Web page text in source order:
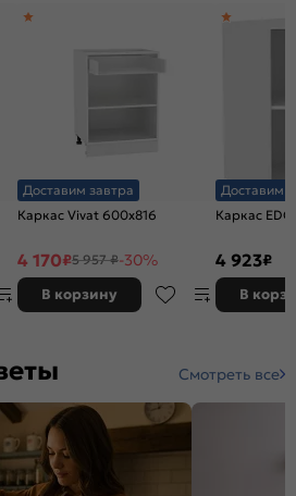
Доставим завтра
Каркас Vivat 600x816
4 170₽5 957 ₽-30%
В корзину
Доставим
Каркас
4 923₽
В
Смотреть все